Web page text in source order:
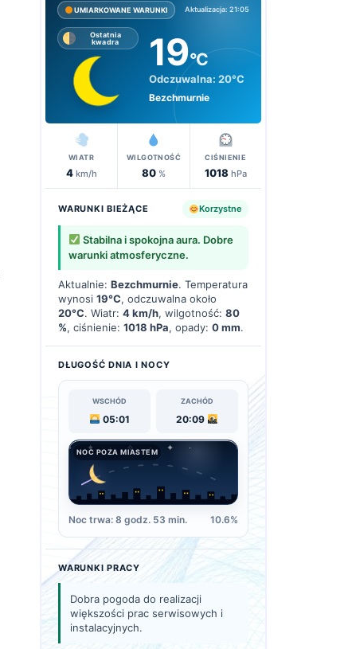
UMIARKOWANE WARUNKI Aktualizacja: 21:05
Ostatnia
kwadra
19°C
Odczuwalna: 20°C
Bezchmurnie
WIATR
4km/h
WILGOTNOŚĆ
80%
CIŚNIENIE
1018hPa
WARUNKI BIEŻĄCE Korzystne
Stabilna i spokojna aura. Dobre
warunki atmosferyczne.
Aktualnie: Bezchmurnie. Temperatura
wynosi 19°C, odczuwalna około
20°C. Wiatr: 4 km/h, wilgotność: 80
%, ciśnienie: 1018 hPa, opady: 0 mm.
DŁUGOŚĆ DNIA I NOCY
WSCHÓD
05:01
ZACHÓD
20:09
NOC POZA MIASTEM
Noc trwa: 8 godz. 53 min. 10.6%
WARUNKI PRACY
Dobra pogoda do realizacji
większości prac serwisowych i
instalacyjnych.